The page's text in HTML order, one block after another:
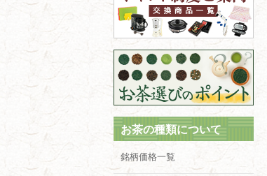
お茶の種類について
銘柄価格一覧